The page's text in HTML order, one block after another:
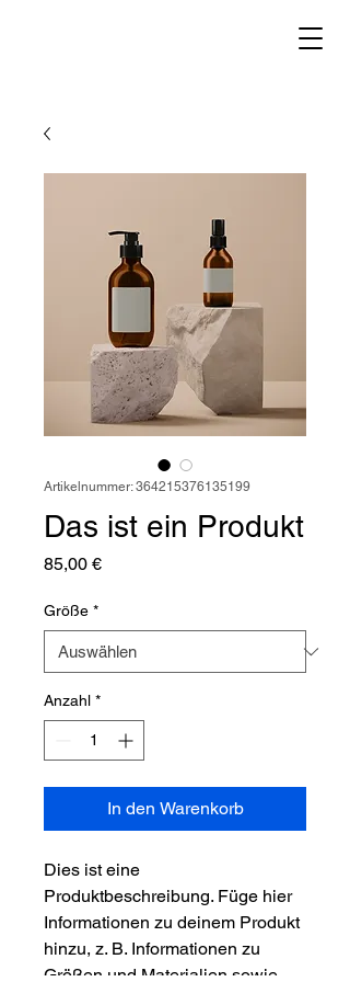
Artikelnummer: 364215376135199
Das ist ein Produkt
85,00 €Preis
Größe *
Anzahl *
In den Warenkorb
Dies ist eine
Produktbeschreibung. Füge hier
Informationen zu deinem Produkt
hinzu, z. B. Informationen zu
Größen und Materialien sowie